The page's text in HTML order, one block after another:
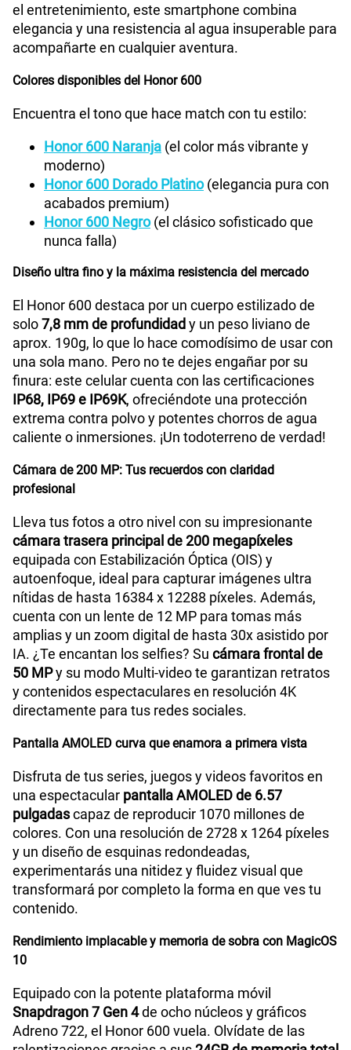
Paga solo
160GB en alta velocidad
S/ 109.90
Paga solo
S/ 159.90
Paga solo
Paga solo
200GBen alta velocidad
S/ 289.90
Ver menos planes
el entretenimiento, este smartphone combina
elegancia y una resistencia al agua insuperable para
acompañarte en cualquier aventura.
Colores disponibles del Honor 600
Encuentra el tono que hace match con tu estilo:
Honor 600 Naranja (el color más vibrante y
moderno)
Honor 600 Dorado Platino(elegancia pura con
acabados premium)
Honor 600 Negro(el clásico sofisticado que
nunca falla)
Diseño ultra fino y la máxima resistencia del mercado
El Honor 600 destaca por un cuerpo estilizado de
solo7,8 mm de profundidady un peso liviano de
aprox. 190g, lo que lo hace comodísimo de usar con
una sola mano. Pero no te dejes engañar por su
finura: este celular cuenta con las certificaciones
IP68, IP69 e IP69K, ofreciéndote una protección
extrema contra polvo y potentes chorros de agua
caliente o inmersiones. ¡Un todoterreno de verdad!
Cámara de 200 MP: Tus recuerdos con claridad
profesional
Lleva tus fotos a otro nivel con su impresionante
cámara trasera principal de 200 megapíxeles
equipada con Estabilización Óptica (OIS) y
autoenfoque, ideal para capturar imágenes ultra
nítidas de hasta 16384 x 12288 píxeles. Además,
cuenta con un lente de 12 MP para tomas más
amplias y un zoom digital de hasta 30x asistido por
IA. ¿Te encantan los selfies? Su cámara frontal de
50 MPy su modo Multi-video te garantizan retratos
y contenidos espectaculares en resolución 4K
directamente para tus redes sociales.
Pantalla AMOLED curva que enamora a primera vista
Disfruta de tus series, juegos y videos favoritos en
una espectacular pantalla AMOLED de 6.57
pulgadascapaz de reproducir 1070 millones de
colores. Con una resolución de 2728 x 1264 píxeles
y un diseño de esquinas redondeadas,
experimentarás una nitidez y fluidez visual que
transformará por completo la forma en que ves tu
contenido.
Rendimiento implacable y memoria de sobra con MagicOS
10
Equipado con la potente plataforma móvil
Snapdragon 7 Gen 4de ocho núcleos y gráficos
Adreno 722, el Honor 600 vuela. Olvídate de las